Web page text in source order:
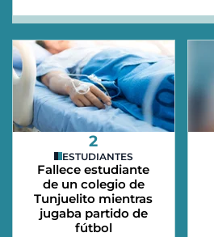
2
ESTUDIANTES
Fallece estudiante
de un colegio de
Tunjuelito mientras
jugaba partido de
fútbol